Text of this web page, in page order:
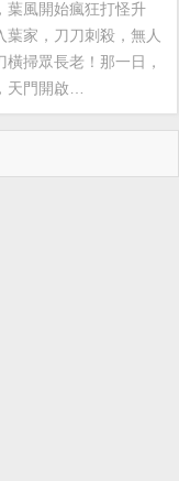
葉風開始瘋狂打怪升
葉家，刀刀刺殺，無人
掃眾長老！那一日，
天門開啟…